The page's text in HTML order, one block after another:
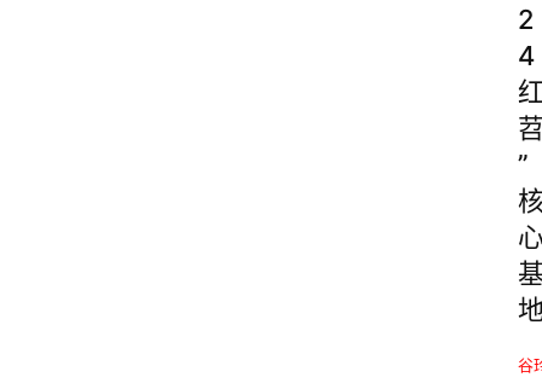
2
4
”
谷